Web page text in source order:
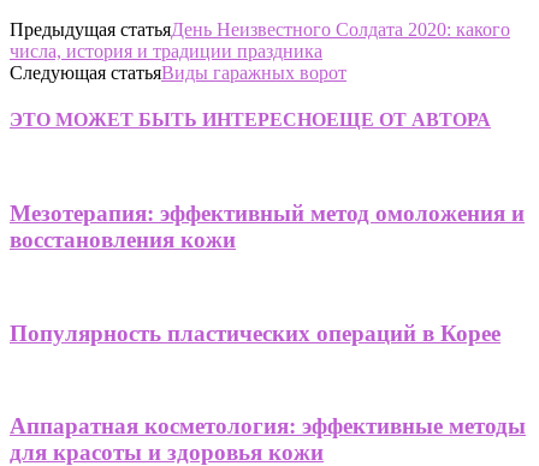
Предыдущая статьяДень Неизвестного Солдата 2020: какого
числа, история и традиции праздника
Следующая статьяВиды гаражных ворот
ЭТО МОЖЕТ БЫТЬ ИНТЕРЕСНОЕЩЕ ОТ АВТОРА
Мезотерапия: эффективный метод омоложения и
восстановления кожи
Популярность пластических операций в Корее
Аппаратная косметология: эффективные методы
для красоты и здоровья кожи